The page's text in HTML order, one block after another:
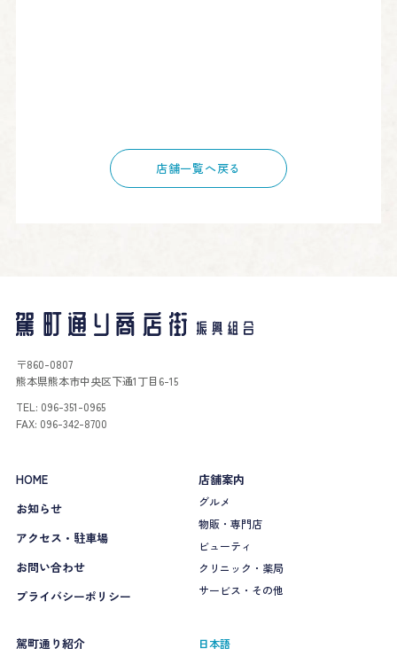
店舗一覧へ戻る
〒860-0807
熊本県熊本市中央区下通1丁目6-15
TEL: 096-351-0965
FAX: 096-342-8700
HOME
お知らせ
アクセス・駐車場
お問い合わせ
プライバシーポリシー
店舗案内
グルメ
物販・専門店
ビューティ
クリニック・薬局
サービス・その他
駕町通り紹介 日本語